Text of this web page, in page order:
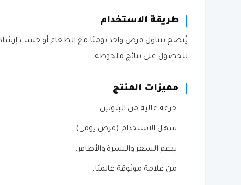
طريقة الاستخدام
يُنصح بتناول قرص واحد يوميًا مع الطعام أو حسب
للحصول على نتائج ملحوظة.
مميزات المنتج
جرعة عالية من البيوتين.
سهل الاستخدام (قرص يومي).
يدعم الشعر والبشرة والأظافر.
من علامة موثوقة عالميًا.